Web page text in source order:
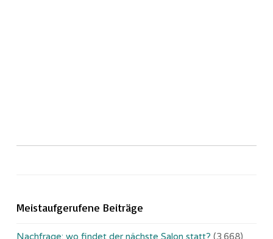
Meistaufgerufene Beiträge
Nachfrage: wo findet der nächste Salon statt? (3.668)